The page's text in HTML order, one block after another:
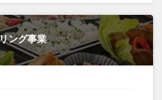
ング事業